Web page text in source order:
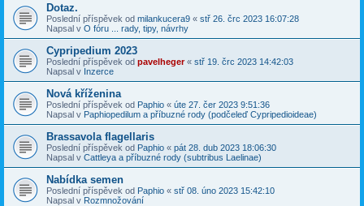
Dotaz.
Poslední příspěvek od milankucera9 « stř 26. črc 2023 16:07:28
Napsal v O fóru ... rady, tipy, návrhy
Cypripedium 2023
Poslední příspěvek od pavelheger« stř 19. črc 2023 14:42:03
Napsal v Inzerce
Nová kříženina
Poslední příspěvek od Paphio « úte 27. čer 2023 9:51:36
Napsal v Paphiopedilum a příbuzné rody (podčeleď Cypripedioideae)
Brassavola flagellaris
Poslední příspěvek od Paphio « pát 28. dub 2023 18:06:30
Napsal v Cattleya a příbuzné rody (subtribus Laelinae)
Nabídka semen
Poslední příspěvek od Paphio « stř 08. úno 2023 15:42:10
Napsal v Rozmnožování